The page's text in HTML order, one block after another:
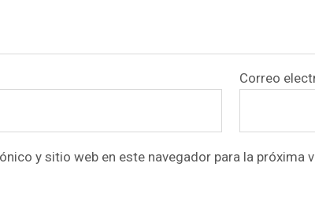
Correo
y sitio web en este navegador para la próxima